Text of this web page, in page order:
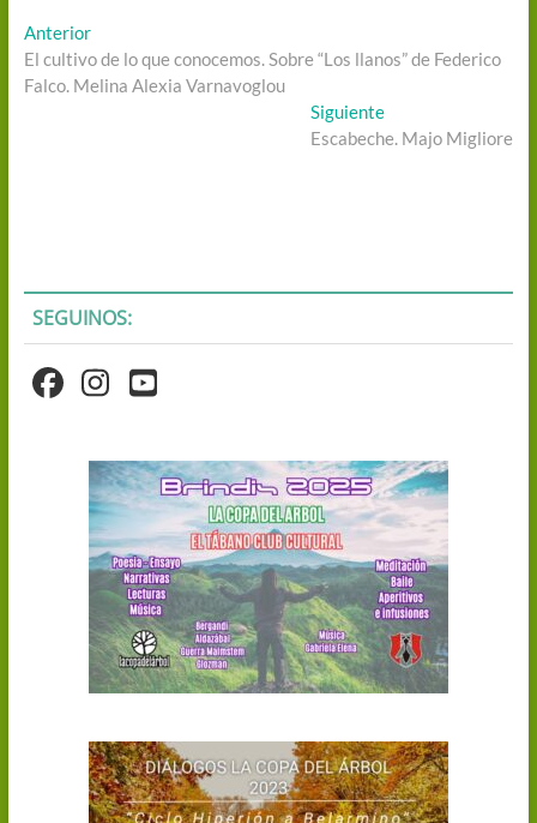
Navegación
de
AnteriorEntrada
anterior:
El cultivo de lo que conocemos. Sobre “Los llanos” de Federico
Falco. Melina Alexia Varnavoglou
SiguienteEntrada
siguiente:
Escabeche. Majo Migliore
SEGUINOS: